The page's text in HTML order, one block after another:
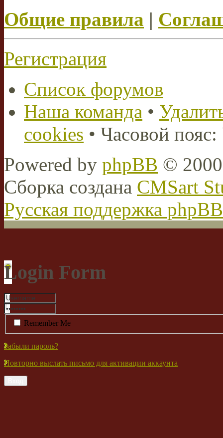
Общие правила |
Регистрация
Список форумов
Наша команда •
cookies • Часовой
Powered by phpBB ©
Сборка создана CMSart
Русская поддержка phpBB
Login Form
Remember Me
Забыли пароль?
Повторно выслать письмо для активации аккаунта